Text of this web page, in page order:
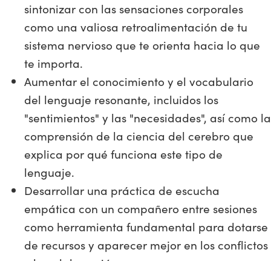
sintonizar con las sensaciones corporales
como una valiosa retroalimentación de tu
sistema nervioso que te orienta hacia lo que
te importa.
Aumentar el conocimiento y el vocabulario
del lenguaje resonante, incluidos los
"sentimientos" y las "necesidades", así como la
comprensión de la ciencia del cerebro que
explica por qué funciona este tipo de
lenguaje.
Desarrollar una práctica de escucha
empática con un compañero entre sesiones
como herramienta fundamental para dotarse
de recursos y aparecer mejor en los conflictos